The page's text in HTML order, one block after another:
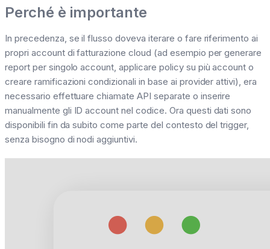
Perché è importante
In precedenza, se il flusso doveva iterare o fare riferimento ai
propri account di fatturazione cloud (ad esempio per generare
report per singolo account, applicare policy su più account o
creare ramificazioni condizionali in base ai provider attivi), era
necessario effettuare chiamate API separate o inserire
manualmente gli ID account nel codice. Ora questi dati sono
disponibili fin da subito come parte del contesto del trigger,
senza bisogno di nodi aggiuntivi.